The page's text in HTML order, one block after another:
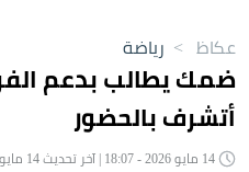
عكاظ > رياضة
ضمك يطالب بدعم
أتشرف بالحضور